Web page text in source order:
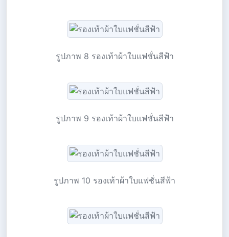
รูปภาพ 8 รองเท้าผ้าใบแฟชั่นสีฟ้า
รูปภาพ 9 รองเท้าผ้าใบแฟชั่นสีฟ้า
รูปภาพ 10 รองเท้าผ้าใบแฟชั่นสีฟ้า